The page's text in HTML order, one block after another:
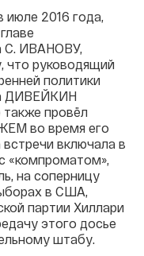
июле 2016 года,
С. ИВАНОВУ,
что руководящий
политики
ДИВЕЙКИН
также провёл
во время его
включала в
«компроматом»,
на соперницу
в США,
партии Хиллари
этого досье
штабу.